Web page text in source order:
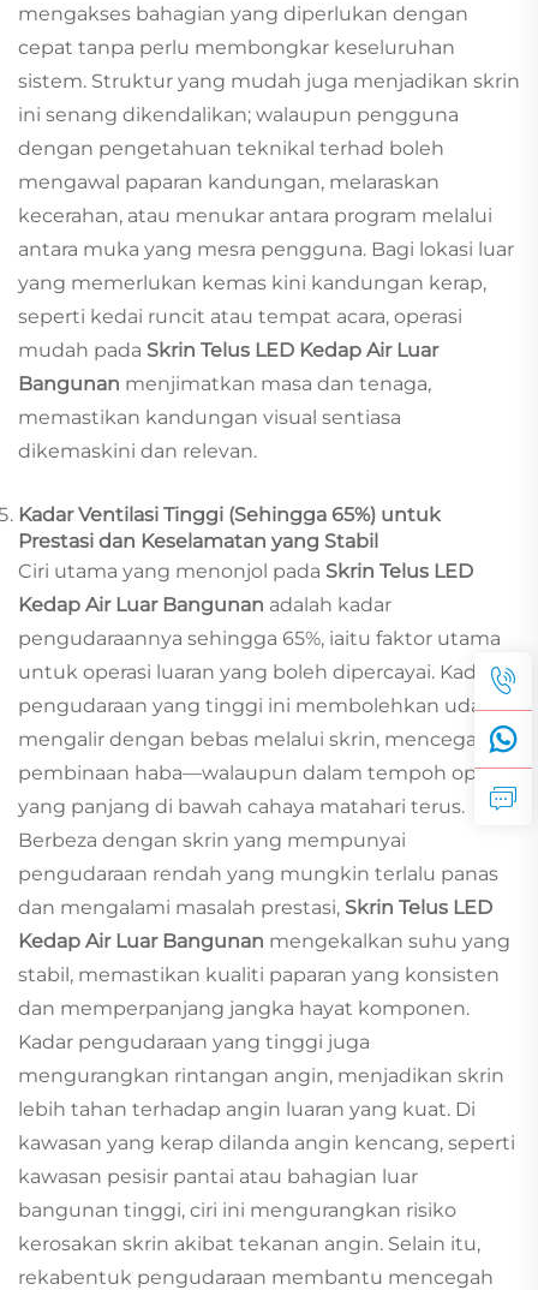
mengakses bahagian yang diperlukan dengan
cepat tanpa perlu membongkar keseluruhan
sistem. Struktur yang mudah juga menjadikan skrin
ini senang dikendalikan; walaupun pengguna
dengan pengetahuan teknikal terhad boleh
mengawal paparan kandungan, melaraskan
kecerahan, atau menukar antara program melalui
antara muka yang mesra pengguna. Bagi lokasi luar
yang memerlukan kemas kini kandungan kerap,
seperti kedai runcit atau tempat acara, operasi
mudah pada Skrin Telus LED Kedap Air Luar
Bangunan menjimatkan masa dan tenaga,
memastikan kandungan visual sentiasa
dikemaskini dan relevan.
Kadar Ventilasi Tinggi (Sehingga 65%) untuk
Prestasi dan Keselamatan yang Stabil
Ciri utama yang menonjol pada Skrin Telus LED
Kedap Air Luar Bangunan adalah kadar
pengudaraannya sehingga 65%, iaitu faktor utama
untuk operasi luaran yang boleh dipercayai. Kadar
pengudaraan yang tinggi ini membolehkan udara
mengalir dengan bebas melalui skrin, mencegah
pembinaan haba—walaupun dalam tempoh operasi
yang panjang di bawah cahaya matahari terus.
Berbeza dengan skrin yang mempunyai
pengudaraan rendah yang mungkin terlalu panas
dan mengalami masalah prestasi, Skrin Telus LED
Kedap Air Luar Bangunan mengekalkan suhu yang
stabil, memastikan kualiti paparan yang konsisten
dan memperpanjang jangka hayat komponen.
Kadar pengudaraan yang tinggi juga
mengurangkan rintangan angin, menjadikan skrin
lebih tahan terhadap angin luaran yang kuat. Di
kawasan yang kerap dilanda angin kencang, seperti
kawasan pesisir pantai atau bahagian luar
bangunan tinggi, ciri ini mengurangkan risiko
kerosakan skrin akibat tekanan angin. Selain itu,
rekabentuk pengudaraan membantu mencegah